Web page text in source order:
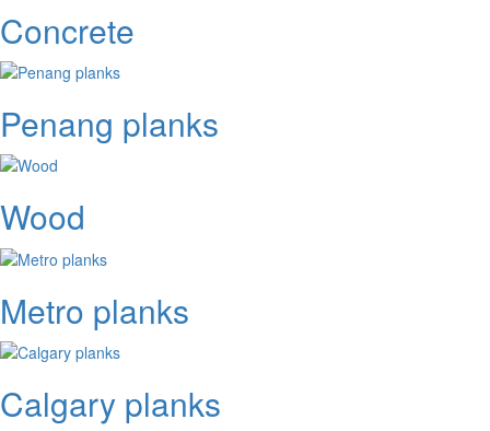
Concrete
Penang planks
Wood
Metro planks
Calgary planks